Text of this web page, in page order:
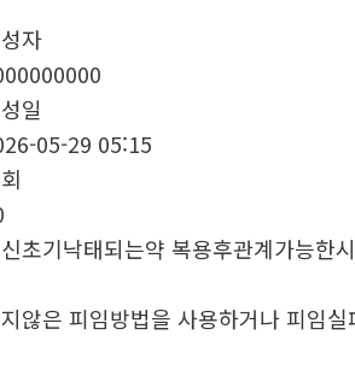
자
일
05-29 05:15
초기낙태되는약 복용후관계가능한
않은 피임방법을 사용하거나 피임실